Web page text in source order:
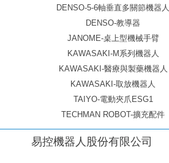
DENSO-5-6軸垂直多關節機器人
DENSO-教導器
JANOME-桌上型機械手臂
KAWASAKI-M系列機器人
KAWASAKI-醫療與製藥機器人
KAWASAKI-取放機器人
TAIYO-電動夾爪ESG1
TECHMAN ROBOT-擴充配件
易控機器人股份有限公司